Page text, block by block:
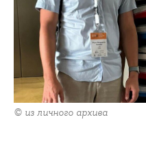
© из личного архива